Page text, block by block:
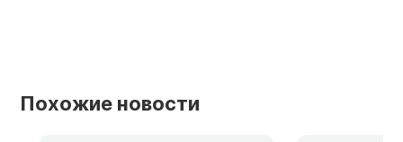
Похожие новости